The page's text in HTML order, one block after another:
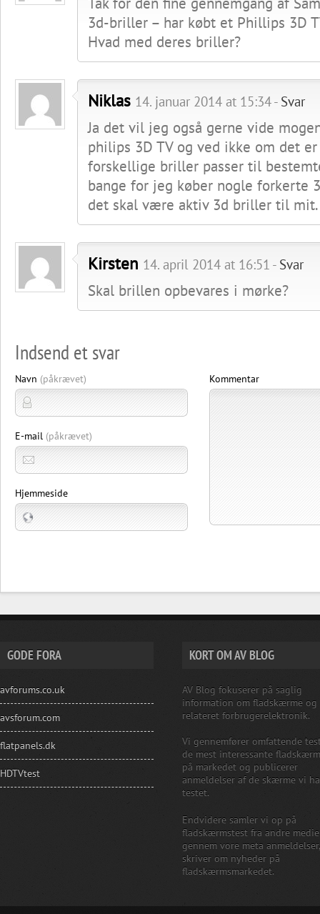
3d-briller – har købt et Phillips 3D
Hvad med deres briller?
Niklas 14. januar 2014 at 15:34 - Svar
Ja det vil jeg også gerne vide
philips 3D TV og ved ikke om det
forskellige briller passer til
bange for jeg køber nogle forkerte
det skal være aktiv 3d briller til mit.
Kirsten 14. april 2014 at 16:51 - Svar
Skal brillen opbevares i mørke?
Indsend et svar
Navn (påkrævet)
E-mail (påkrævet)
Hjemmeside
Kommentar
GODE FORA
avforums.co.uk
avsforum.com
flatpanels.dk
HDTVtest
KORT OM AV BLOG
AV Blog fokuserer på saglig
information om fladskærme og
relateret forbrugerelektronik.
Vi gennemfører omfattende
de mest interessante
på markedet og publicerer
anmeldelser af de skærme vi
testet.
Endvidere samler vi op på
fladskærmstest fra andre
gennem vore meta
skriver om nyheder på
fladskærmsmarkedet.